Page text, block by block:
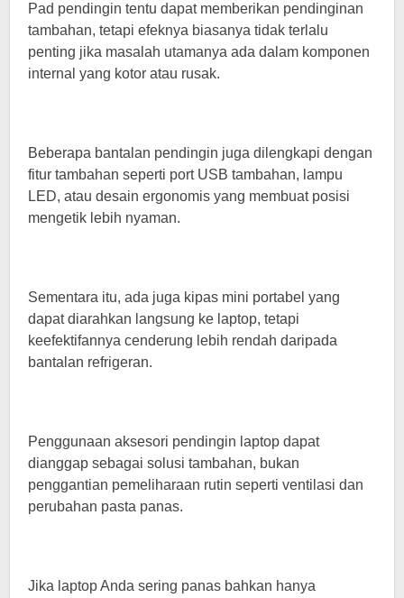
Pad pendingin tentu dapat memberikan pendinginan
tambahan, tetapi efeknya biasanya tidak terlalu
penting jika masalah utamanya ada dalam komponen
internal yang kotor atau rusak.
Beberapa bantalan pendingin juga dilengkapi dengan
fitur tambahan seperti port USB tambahan, lampu
LED, atau desain ergonomis yang membuat posisi
mengetik lebih nyaman.
Sementara itu, ada juga kipas mini portabel yang
dapat diarahkan langsung ke laptop, tetapi
keefektifannya cenderung lebih rendah daripada
bantalan refrigeran.
Penggunaan aksesori pendingin laptop dapat
dianggap sebagai solusi tambahan, bukan
penggantian pemeliharaan rutin seperti ventilasi dan
perubahan pasta panas.
Jika laptop Anda sering panas bahkan hanya